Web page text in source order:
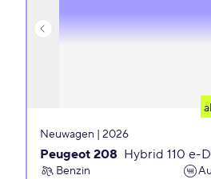
Neuwagen | 2026
Peugeot 208 Hybrid 110 e-
Benzin